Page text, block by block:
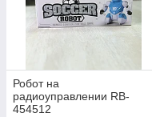
Робот на
радиоуправлении RB-
454512